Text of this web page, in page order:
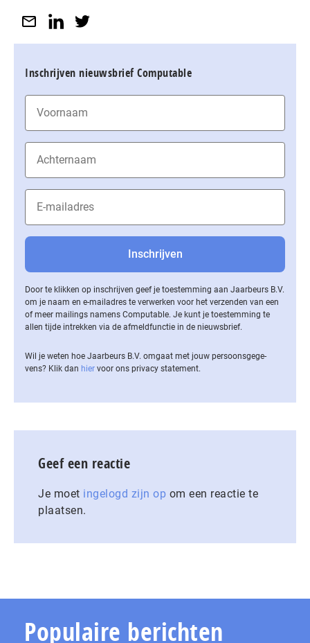
Inschrijven nieuwsbrief Computable
Door te klikken op inschrijven geef je toestemming aan Jaarbeurs B.V.
om je naam en e-mailadres te verwerken voor het verzenden van een
of meer mailings namens Computable. Je kunt je toestemming te
allen tijde intrekken via de af­meld­func­tie in de nieuwsbrief.
Wil je weten hoe Jaarbeurs B.V. omgaat met jouw per­soons­ge­ge­
vens? Klik dan hier voor ons privacy statement.
Geef een reactie
Je moet ingelogd zijn op om een reactie te
plaatsen.
Populaire berichten